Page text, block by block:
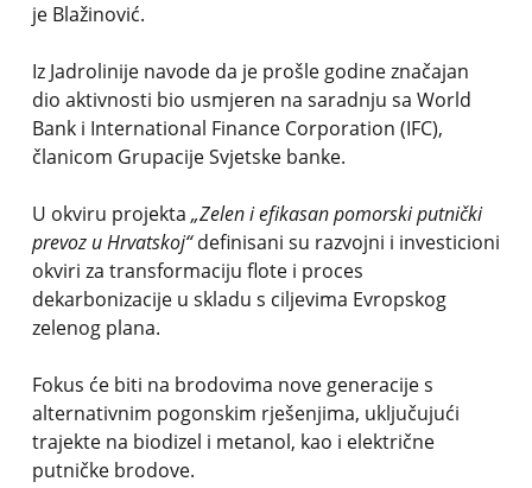
je Blažinović.
Iz Jadrolinije navode da je prošle godine značajan
dio aktivnosti bio usmjeren na saradnju sa World
Banki International Finance Corporation (IFC),
članicom Grupacije Svjetske banke.
U okviru projekta „Zelen i efikasan pomorski putnički
prevoz u Hrvatskoj“definisani su razvojni i investicioni
okviri za transformaciju flote i proces
dekarbonizacije u skladu s ciljevima Evropskog
zelenog plana.
Fokus će biti na brodovima nove generacije s
alternativnim pogonskim rješenjima, uključujući
trajekte na biodizel i metanol, kao i električne
putničke brodove.